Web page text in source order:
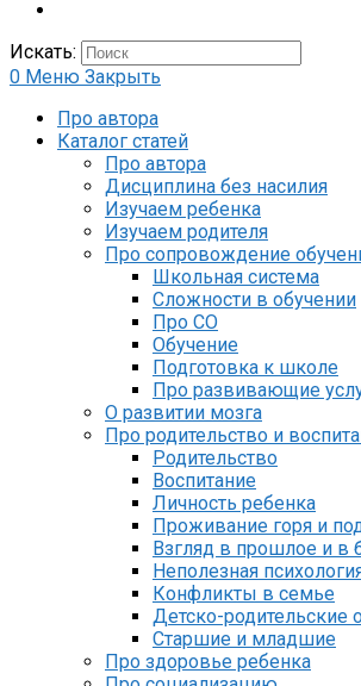
Искать:
0 Меню Закрыть
Про автора
Каталог статей
Про автора
Дисциплина без насилия
Изучаем ребенка
Изучаем родителя
Про сопровождение
Школьная система
Сложности в обучении
Про СО
Обучение
Подготовка к школе
Про развивающие
О развитии мозга
Про родительство и
Родительство
Воспитание
Личность ребенка
Проживание горя и
Взгляд в прошлое и в
Неполезная
Конфликты в семье
Детско-родительские
Старшие и младшие
Про здоровье ребенка